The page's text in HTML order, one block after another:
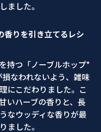
ました。
香りを引き立てるレシ
持つ「ノーブルホップ*
なわれないよう、雑味
にこだわりました。こ
いハーブの香りと、長
なウッディな香りが最
ました。